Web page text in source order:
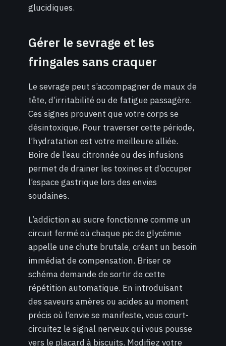
glucidiques.
Gérer le sevrage et les
fringales sans craquer
Le sevrage peut s’accompagner de maux de
tête, d’irritabilité ou de fatigue passagère.
Ces signes prouvent que votre corps se
désintoxique. Pour traverser cette période,
l’hydratation est votre meilleure alliée.
Boire de l’eau citronnée ou des infusions
permet de drainer les toxines et d’occuper
l’espace gastrique lors des envies
soudaines.
L’addiction au sucre fonctionne comme un
circuit fermé où chaque pic de glycémie
appelle une chute brutale, créant un besoin
immédiat de compensation. Briser ce
schéma demande de sortir de cette
répétition automatique. En introduisant
des saveurs amères ou acides au moment
précis où l’envie se manifeste, vous court-
circuitez le signal nerveux qui vous pousse
vers le placard à biscuits. Modifiez votre